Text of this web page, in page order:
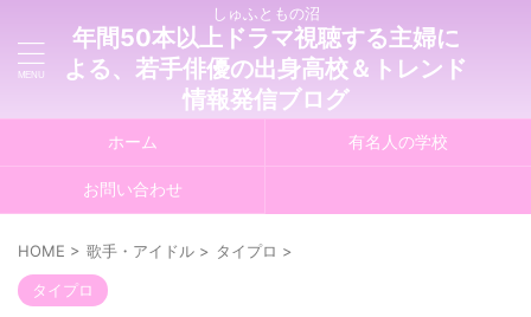
しゅふともの沼
年間50本以上ドラマ視聴する主婦に
よる、若手俳優の出身高校＆トレンド
情報発信ブログ
ホーム 有名人の学校
お問い合わせ
HOME > 歌手・アイドル > タイプロ >
タイプロ